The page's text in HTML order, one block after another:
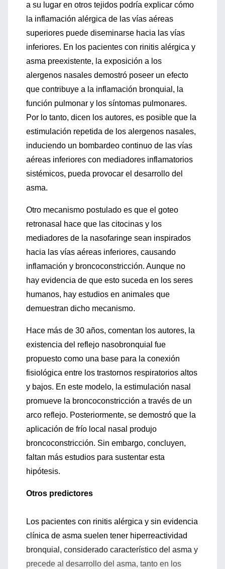
a su lugar en otros tejidos podría explicar cómo
la inflamación alérgica de las vías aéreas
superiores puede diseminarse hacia las vías
inferiores. En los pacientes con rinitis alérgica y
asma preexistente, la exposición a los
alergenos nasales demostró poseer un efecto
que contribuye a la inflamación bronquial, la
función pulmonar y los síntomas pulmonares.
Por lo tanto, dicen los autores, es posible que la
estimulación repetida de los alergenos nasales,
induciendo un bombardeo continuo de las vías
aéreas inferiores con mediadores inflamatorios
sistémicos, pueda provocar el desarrollo del
asma.
Otro mecanismo postulado es que el goteo
retronasal hace que las citocinas y los
mediadores de la nasofaringe sean inspirados
hacia las vías aéreas inferiores, causando
inflamación y broncoconstricción. Aunque no
hay evidencia de que esto suceda en los seres
humanos, hay estudios en animales que
demuestran dicho mecanismo.
Hace más de 30 años, comentan los autores, la
existencia del reflejo nasobronquial fue
propuesto como una base para la conexión
fisiológica entre los trastornos respiratorios altos
y bajos. En este modelo, la estimulación nasal
promueve la broncoconstricción a través de un
arco reflejo. Posteriormente, se demostró que la
aplicación de frío local nasal produjo
broncoconstricción. Sin embargo, concluyen,
faltan más estudios para sustentar esta
hipótesis.
Otros predictores
Los pacientes con rinitis alérgica y sin evidencia
clínica de asma suelen tener hiperreactividad
bronquial, considerado característico del asma y
precede al desarrollo del asma, tanto en los